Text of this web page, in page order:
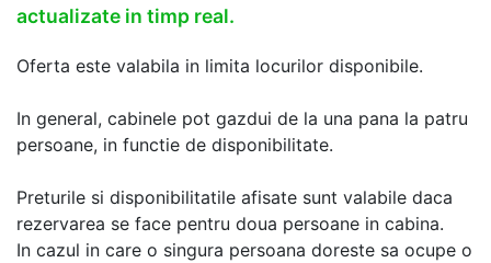
actualizate in timp real.
Oferta este valabila in limita locurilor disponibile.
In general, cabinele pot gazdui de la una pana la patru
persoane, in functie de disponibilitate.
Preturile si disponibilitatile afisate sunt valabile daca
rezervarea se face pentru doua persoane in cabina.
In cazul in care o singura persoana doreste sa ocupe o